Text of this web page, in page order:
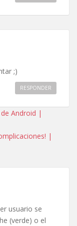
;)
RESPONDER
Android |
|
usuario se
(verde) o el